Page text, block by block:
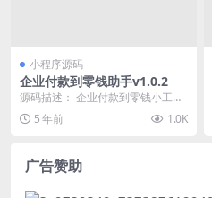
小程序源码
企业付款到零钱助手v1.0.2
源码描述： 企业付款到零钱小工
具，主要功能： 在我们模块配置好
参数，然后在宝塔执...
5 年前 1.0K
广告赞助